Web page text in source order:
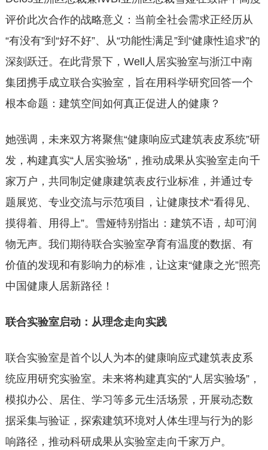
评价此次合作的战略意义：当前全社会需求正经历从
“有没有”到“好不好”、从“功能性满足”到“健康性追求”的
深刻跃迁。在此背景下，Well人居实验室与浙江中南
集团携手成立联合实验室，旨在用科学研究回答一个
根本命题：建筑空间如何真正促进人的健康？
她强调，未来双方将聚焦“健康响应式建筑表皮系统”研
发，构建真实“人居实验场”，推动成果从实验室走向千
家万户，共同制定健康建筑表皮行业标准，并通过专
题展览、专业交流与示范项目，让健康技术“看得见、
摸得着、用得上”。雪娅特别指出：建筑不语，却可润
物无声。我们期待联合实验室孕育有温度的数据、有
价值的发现和有影响力的标准，让这束“健康之光”照亮
中国健康人居新路径！
联合实验室启动：从理念走向实践
联合实验室是首个以人为本的健康响应式建筑表皮系
统应用研究实验室。未来将构建真实的“人居实验场”，
模拟办公、居住、学习等多元生活场景，开展动态数
据采集与验证，探索建筑环境对人体生理与行为的影
响路径，推动科研成果从实验室走向千家万户。